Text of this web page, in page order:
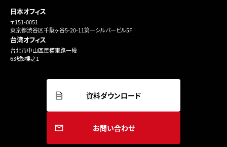
日本オフィス
〒151-0051
東京都渋谷区千駄ヶ谷5-20-11第一シルバービル5F
台湾オフィス
台北市中山區民權東路一段
63號8樓之1
資料ダウンロード
お問い合わせ